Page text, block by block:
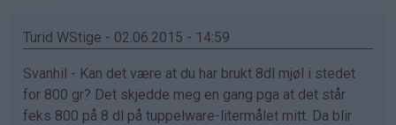
(ikke
Turid WStige - 02.06.2015 - 14:59
Svanhil - Kan det være at du har brukt 8dl mjøl i stedet
for 800 gr? Det skjedde meg en gang pga at det står
feks 800 på 8 dl på tuppelware-litermålet mitt. Da blir